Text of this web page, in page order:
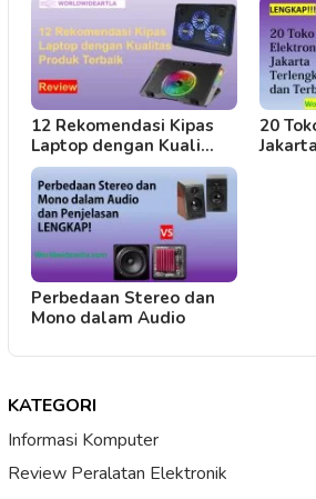
12 Rekomendasi Kipas
Laptop dengan Kuali…
20
Perbedaan Stereo dan
Mono dalam Audio
KATEGORI
Informasi Komputer
Review Peralatan Elektronik